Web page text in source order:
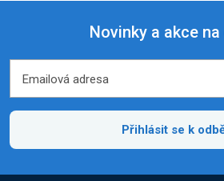
Novinky a akce
Emailová adresa
Přihlásit se k